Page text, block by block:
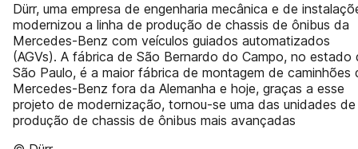
Dürr, uma empresa de engenharia mecânica e de
modernizou a linha de produção de chassis de ônibus da
Mercedes-Benz com veículos guiados automatizados
(AGVs). A fábrica de São Bernardo do Campo, no estado
São Paulo, é a maior fábrica de montagem de caminhões
Mercedes-Benz fora da Alemanha e hoje, graças a esse
projeto de modernização, tornou-se uma das unidades de
produção de chassis de ônibus mais avançadas